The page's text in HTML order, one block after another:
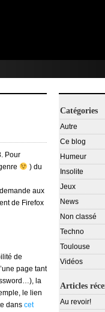
Pour
) du
aux
de Firefox
de
page tant
la
le lien
dans cet
Catégories
Autre
Ce blog
Humeur
Insolite
Jeux
News
Non classé
Techno
Toulouse
Vidéos
Articles
Au revoir!